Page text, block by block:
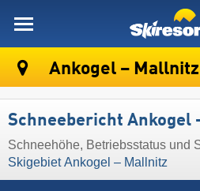
Ankogel – Mallnitz
Schneebericht Ankogel
Schneehöhe, Betriebsstatus und
Skigebiet Ankogel – Mallnitz